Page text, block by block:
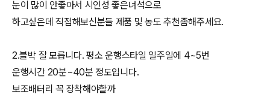
눈이 많이 안좋아서 시인성 좋은녀석으로
하고싶은데 직접해보신분들 제품 및 농도 추천좀해주세요.
2.블박 잘 모릅니다. 평소 운행스타일 일주일에 4~5번
운행시간 20분~40분 정도입니다.
보조배터리 꼭 장착해야할까